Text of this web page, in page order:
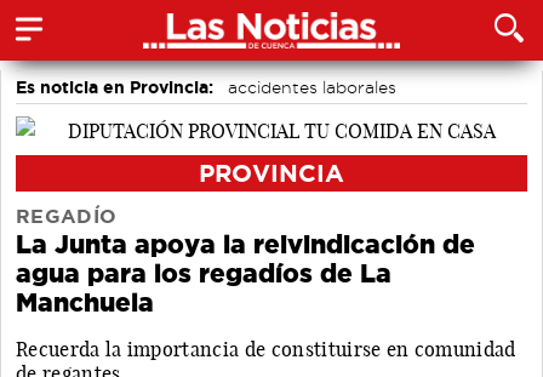
Es noticia en Provincia:
accidentes laborales
Medio Ambiente
PROVINCIA
REGADÍO
La Junta apoya la reivindicación de
agua para los regadíos de La
Manchuela
Recuerda la importancia de constituirse en comunidad